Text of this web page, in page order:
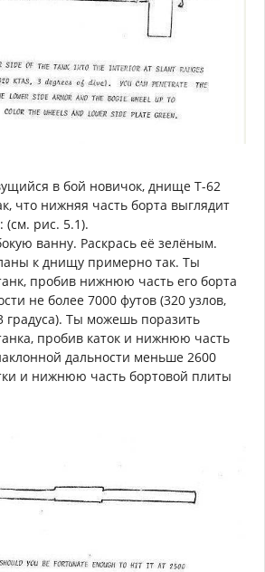
в бой новичок, днище Т-62
что нижняя часть борта выглядит
(см. рис. 5.1).
ванну. Раскрась её зелёным.
к днищу примерно так. Ты
пробив нижнюю часть его борта
не более 7000 футов (320 узлов,
градуса). Ты можешь поразить
пробив каток и нижнюю часть
дальности меньше 2600
и нижнюю часть бортовой плиты